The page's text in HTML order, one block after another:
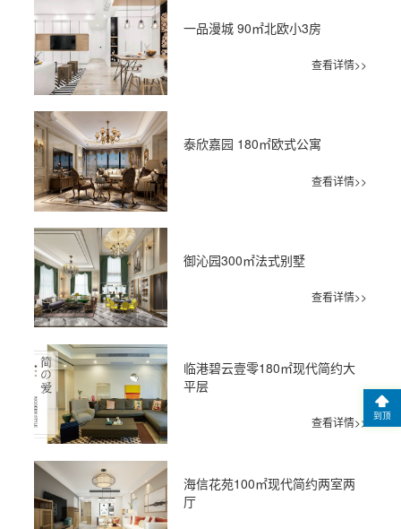
一品漫城 90㎡北欧小3房
查看详情>>
泰欣嘉园 180㎡欧式公寓
查看详情>>
御沁园300㎡法式别墅
查看详情>>
临港碧云壹零180㎡现代简约大
平层
查看详情>>
海信花苑100㎡现代简约两室两
厅
到顶